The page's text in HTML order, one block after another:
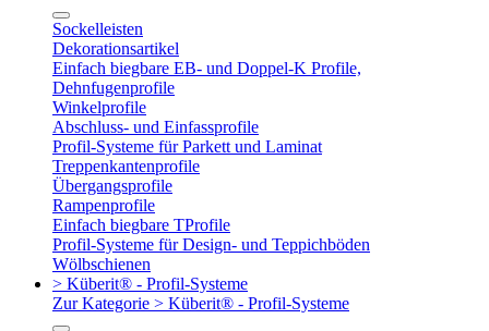
Sockelleisten
Dekorationsartikel
Einfach biegbare EB- und Doppel-K Profile,
Dehnfugenprofile
Winkelprofile
Abschluss- und Einfassprofile
Profil-Systeme für Parkett und Laminat
Treppenkantenprofile
Übergangsprofile
Rampenprofile
Einfach biegbare TProfile
Profil-Systeme für Design- und Teppichböden
Wölbschienen
> Küberit® - Profil-Systeme
Zur Kategorie > Küberit® - Profil-Systeme